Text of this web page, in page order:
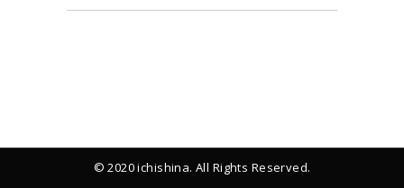
© 2020 ichishina. All Rights Reserved.